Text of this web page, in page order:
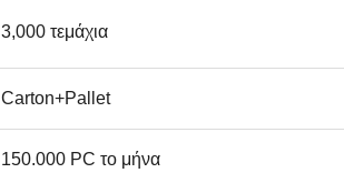
3,000 τεμάχια
Carton+Pallet
150.000 PC το μήνα